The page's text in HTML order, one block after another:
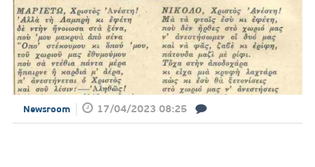
Newsroom 17/04/2023 08:25